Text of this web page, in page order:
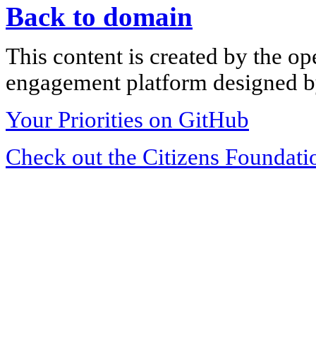
Back to domain
This content is created by the
engagement platform designed
Your Priorities on GitHub
Check out the Citizens